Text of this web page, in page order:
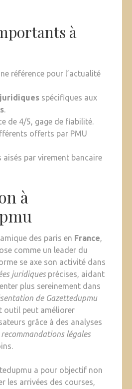
à
référence pour l’actualité
spécifiques aux
.
de 4/5, gage de fiabilité.
offerts par PMU
aisés par virement bancaire
à
des paris en France,
comme un leader du
se axe son activité dans
juridiquesprécises, aidant
plus sereinement dans
de Gazettedupmu
outil peut améliorer
grâce à des analyses
recommandations légales
a pour objectif non
les arrivées des courses,